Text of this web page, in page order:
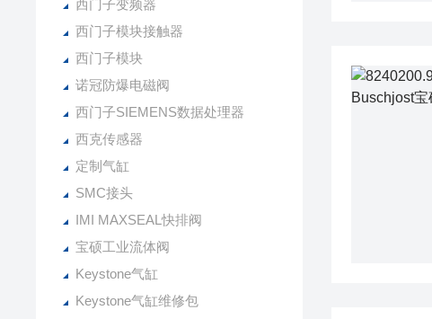
西门子变频器
西门子模块接触器
西门子模块
诺冠防爆电磁阀
西门子SIEMENS数据处理器
西克传感器
定制气缸
SMC接头
IMI MAXSEAL快排阀
宝硕工业流体阀
Keystone气缸
Keystone气缸维修包